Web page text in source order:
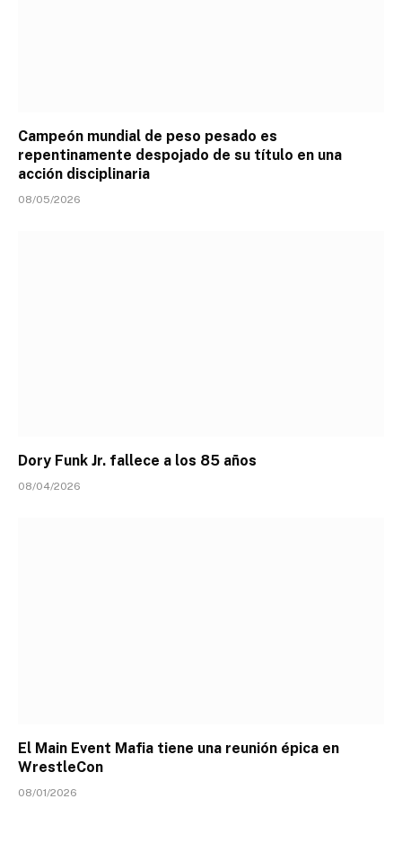
Campeón mundial de peso pesado es
repentinamente despojado de su título en una
acción disciplinaria
08/05/2026
Dory Funk Jr. fallece a los 85 años
08/04/2026
El Main Event Mafia tiene una reunión épica en
WrestleCon
08/01/2026